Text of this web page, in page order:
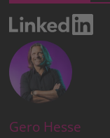
Gero Hesse